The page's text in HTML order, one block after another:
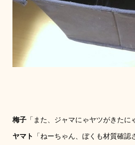
梅子「また、ジャマにゃヤツがきたに
ヤマト 「ねーちゃん、ぼくも材質確認